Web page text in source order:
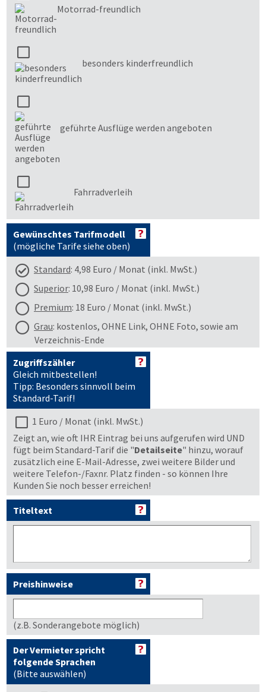
Motorrad-freundlich
besonders kinderfreundlich
geführte Ausflüge werden angeboten
Fahrradverleih
Gewünschtes Tarifmodell
(mögliche Tarife siehe oben)
Standard: 4,98 Euro / Monat (inkl. MwSt.)
Superior: 10,98 Euro / Monat (inkl. MwSt.)
Premium: 18 Euro / Monat (inkl. MwSt.)
Grau: kostenlos, OHNE Link, OHNE Foto, sowie am
Verzeichnis-Ende
Zugriffszähler
Gleich mitbestellen!
Tipp: Besonders sinnvoll beim
Standard-Tarif!
1 Euro / Monat (inkl. MwSt.)
Zeigt an, wie oft IHR Eintrag bei uns aufgerufen wird UND
fügt beim Standard-Tarif die "Detailseite" hinzu, worauf
zusätzlich eine E-Mail-Adresse, zwei weitere Bilder und
weitere Telefon-/Faxnr. Platz finden - so können Ihre
Kunden Sie noch besser erreichen!
Titeltext
Preishinweise
(z.B. Sonderangebote möglich)
Der Vermieter spricht
folgende Sprachen
(Bitte auswählen)